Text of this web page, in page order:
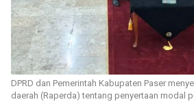
DPRD dan Pemerintah Kabupaten Paser
daerah (Raperda) tentang penyertaan modal